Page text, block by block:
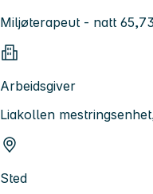
Miljøterapeut - natt
Arbeidsgiver
Liakollen
Sted